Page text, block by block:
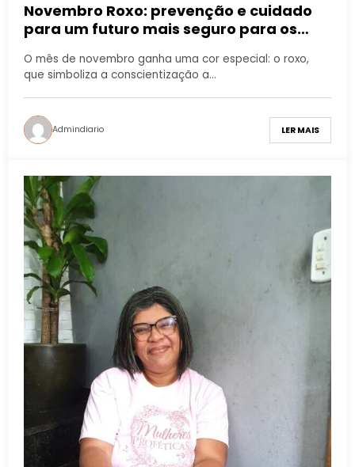
Novembro Roxo: prevenção e cuidado
para um futuro mais seguro para os
O mês de novembro ganha uma cor especial: o roxo,
que simboliza a conscientização a…
Admindiario LER MAIS